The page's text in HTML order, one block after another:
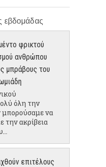
εβδομάδας
φρικτού
ανθρώπου
μπράβους του
όλη την
μπορούσαμε να
την ακρίβεια
επιτέλους